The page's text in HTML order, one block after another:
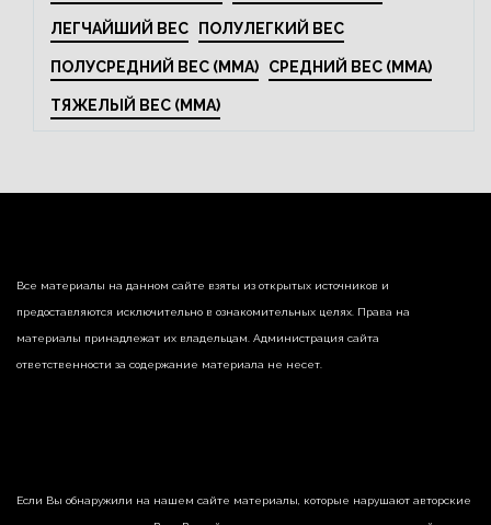
ЛЕГЧАЙШИЙ ВЕС ПОЛУЛЕГКИЙ ВЕС
ПОЛУСРЕДНИЙ ВЕС (MMA) СРЕДНИЙ ВЕС (MMA)
ТЯЖЕЛЫЙ ВЕС (MMA)
Все материалы на данном сайте взяты из открытых источников и
предоставляются исключительно в ознакомительных целях. Права на
материалы принадлежат их владельцам. Администрация сайта
ответственности за содержание материала не несет.
Если Вы обнаружили на нашем сайте материалы, которые нарушают авторские